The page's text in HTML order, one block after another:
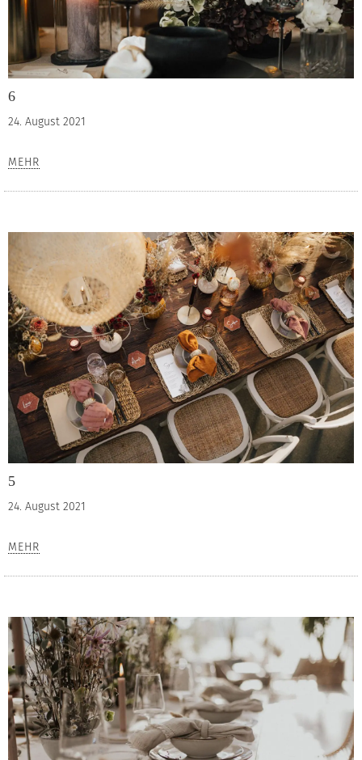
6
24. August 2021
MEHR
5
24. August 2021
MEHR